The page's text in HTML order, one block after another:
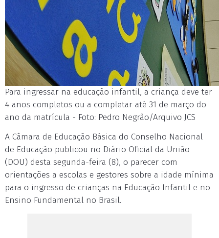
Para ingressar na educação infantil, a criança deve ter
4 anos completos ou a completar até 31 de março do
ano da matrícula - Foto: Pedro Negrão/Arquivo JCS
A Câmara de Educação Básica do Conselho Nacional
de Educação publicou no Diário Oficial da União
(DOU) desta segunda-feira (8), o parecer com
orientações a escolas e gestores sobre a idade mínima
para o ingresso de crianças na Educação Infantil e no
Ensino Fundamental no Brasil.